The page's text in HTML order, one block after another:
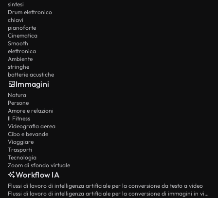
sintesi
Drum elettronico
chiavi
pianoforte
Cinematica
Smooth
elettronica
Ambiente
stringhe
batterie acustiche
Immagini
Natura
Persone
Amore e relazioni
Il Fitness
Videografia aerea
Cibo e bevande
Viaggiare
Trasporti
Tecnologia
Zoom di sfondo virtuale
Workflow IA
Flussi di lavoro di intelligenza artificiale per la conversione da testo a video
Flussi di lavoro di intelligenza artificiale per la conversione di immagini in video